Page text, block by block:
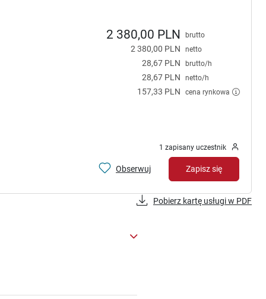
2 380,00 PLN brutto
2 380,00 PLN netto
28,67 PLN brutto/h
28,67 PLN netto/h
157,33 PLN cena rynkowa
1 zapisany uczestnik
Obserwuj Zapisz się
Pobierz kartę usługi w PDF